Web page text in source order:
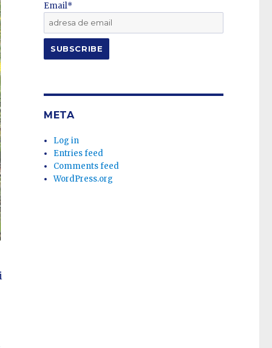
Email*
META
Log in
Entries feed
Comments feed
WordPress.org